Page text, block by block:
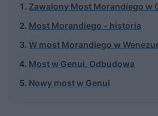
Zawalony Most Morandiego w
Most Morandiego - historia
W most Morandiego w
Most w Genui. Odbudowa
Nowy most w Genui